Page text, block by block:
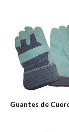
Guantes de